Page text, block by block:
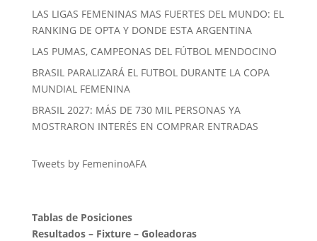
LAS LIGAS FEMENINAS MAS FUERTES DEL MUNDO: EL
RANKING DE OPTA Y DONDE ESTA ARGENTINA
LAS PUMAS, CAMPEONAS DEL FÚTBOL MENDOCINO
BRASIL PARALIZARÁ EL FUTBOL DURANTE LA COPA
MUNDIAL FEMENINA
BRASIL 2027: MÁS DE 730 MIL PERSONAS YA
MOSTRARON INTERÉS EN COMPRAR ENTRADAS
Tweets by FemeninoAFA
Tablas de Posiciones
Resultados– Fixture– Goleadoras